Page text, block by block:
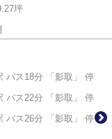
坪
バス18分 「影取」 停
バス22分 「影取」 停
バス26分 「影取」 停